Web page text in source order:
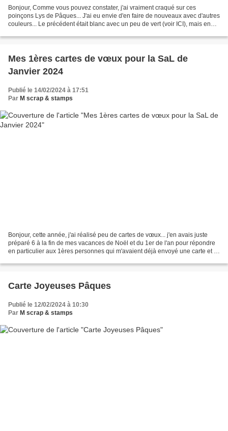
Bonjour, Comme vous pouvez constater, j'ai vraiment craqué sur ces
poinçons Lys de Pâques... J'ai eu envie d'en faire de nouveaux avec d'autres
couleurs... Le précédent était blanc avec un peu de vert (voir ICI), mais en
Mes 1ères cartes de vœux pour la SaL de
Janvier 2024
Publié le 14/02/2024 à 17:51
Par M scrap & stamps
Bonjour, cette année, j'ai réalisé peu de cartes de vœux... j'en avais juste
préparé 6 à la fin de mes vacances de Noël et du 1er de l'an pour répondre
en particulier aux 1ères personnes qui m'avaient déjà envoyé une carte et je
Carte Joyeuses Pâques
Publié le 12/02/2024 à 10:30
Par M scrap & stamps